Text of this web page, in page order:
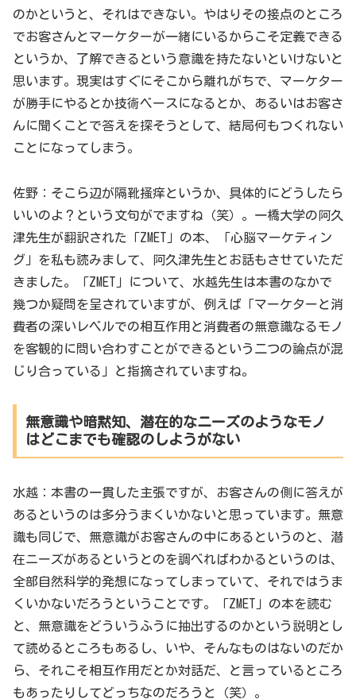
のかというと、それはできない。やはりその接点のところ
でお客さんとマーケターが一緒にいるからこそ定義できる
というか、了解できるという意識を持たないといけないと
思います。現実はすぐにそこから離れがちで、マーケター
が勝手にやるとか技術ベースになるとか、あるいはお客さ
んに聞くことで答えを探そうとして、結局何もつくれない
ことになってしまう。
佐野：そこら辺が隔靴掻痒というか、具体的にどうしたら
いいのよ？という文句がでますね（笑）。一橋大学の阿久
津先生が翻訳された「ZMET」の本、「心脳マーケティン
グ」を私も読みまして、阿久津先生とお話もさせていただ
きました。「ZMET」について、水越先生は本書のなかで
幾つか疑問を呈されていますが、例えば「マーケターと消
費者の深いレベルでの相互作用と消費者の無意識なるモノ
を客観的に問い合わすことができるという二つの論点が混
じり合っている」と指摘されていますね。
無意識や暗黙知、潜在的なニーズのようなモノ
はどこまでも確認のしようがない
水越：本書の一貫した主張ですが、お客さんの側に答えが
あるというのは多分うまくいかないと思っています。無意
識も同じで、無意識がお客さんの中にあるというのと、潜
在ニーズがあるというとのを調べればわかるというのは、
全部自然科学的発想になってしまっていて、それではうま
くいかないだろうということです。「ZMET」の本を読む
と、無意識をどういうふうに抽出するのかという説明とし
て読めるところもあるし、いや、そんなものはないのだか
ら、それこそ相互作用だとか対話だ、と言っているところ
もあったりしてどっちなのだろうと（笑）。